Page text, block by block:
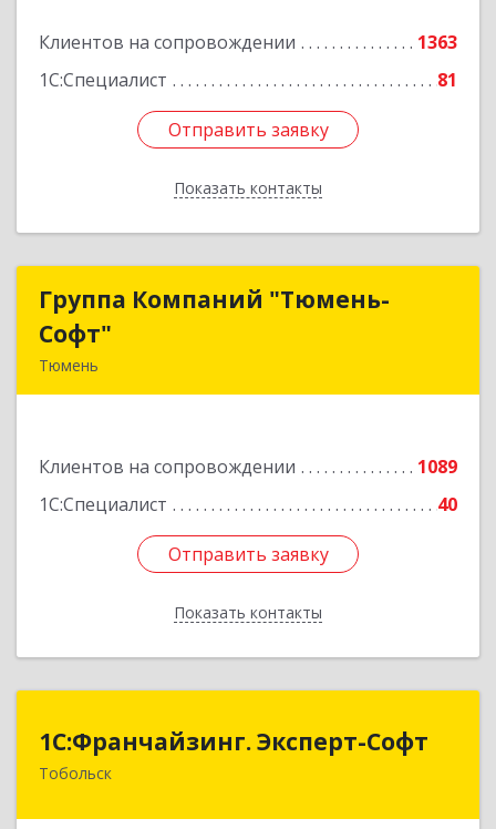
Клиентов на сопровождении
1363
1С:Специалист
81
Отправить заявку
Показать контакты
Отправить заявку
Назад
Группа Компаний "Тюмень-
Софт"
Тюмень
Клиентов на сопровождении
1089
1С:Специалист
40
Отправить заявку
Показать контакты
Группа Компаний "Тюмень-
Подробнее
Отправить заявку
Назад
1С:Франчайзинг. Эксперт-Софт
Тобольск
1С:Франчайзинг. Эксперт-Софт
626150, Тюменская обл, Тобольск г, 7-й мкр,